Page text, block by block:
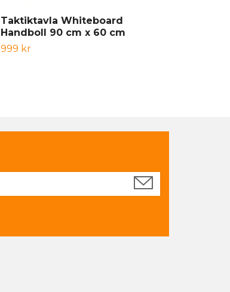
Taktiktavla Whiteboard
Handboll 90 cm x 60 cm
999 kr